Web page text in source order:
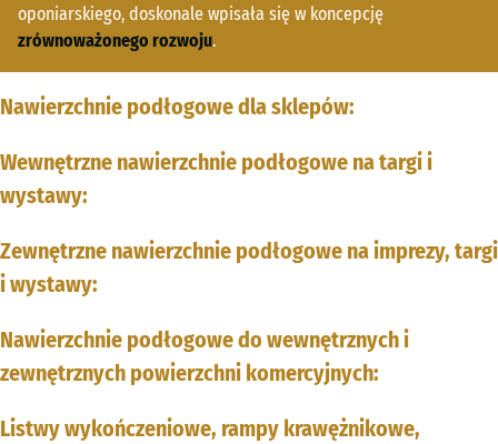
oponiarskiego, doskonale wpisała się w koncepcję
zrównoważonego rozwoju.
Nawierzchnie podłogowe dla sklepów:
Wewnętrzne nawierzchnie podłogowe na targi i
wystawy:
Zewnętrzne nawierzchnie podłogowe na imprezy, targi
i wystawy:
Nawierzchnie podłogowe do wewnętrznych i
zewnętrznych powierzchni komercyjnych:
Listwy wykończeniowe, rampy krawężnikowe,